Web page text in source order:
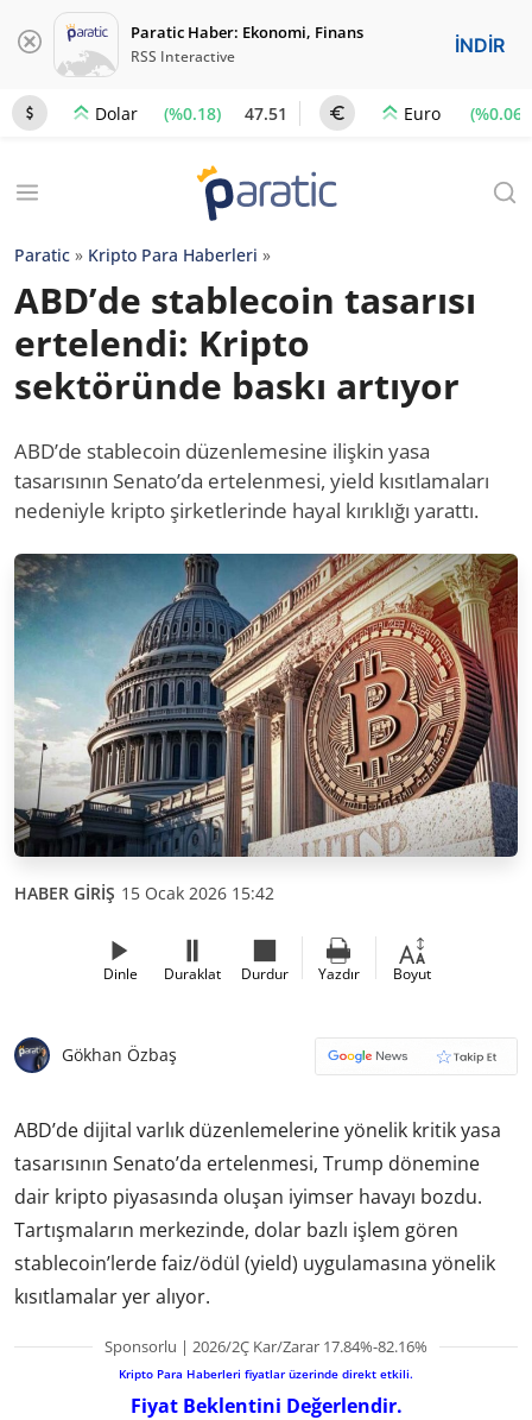
Paratic Haber: Ekonomi, Finans
RSS Interactive İNDİR
Dolar (%0.18) 47.51 Euro (%0.06)
Paratic » Kripto Para Haberleri »
ABD’de stablecoin tasarısı
ertelendi: Kripto
sektöründe baskı artıyor
ABD’de stablecoin düzenlemesine ilişkin yasa
tasarısının Senato’da ertelenmesi, yield kısıtlamaları
nedeniyle kripto şirketlerinde hayal kırıklığı yarattı.
HABER GİRİŞ 15 Ocak 2026 15:42
Dinle Duraklat Durdur Yazdır Boyut
Gökhan Özbaş
ABD’de dijital varlık düzenlemelerine yönelik kritik yasa
tasarısının Senato’da ertelenmesi, Trump dönemine
dair kripto piyasasında oluşan iyimser havayı bozdu.
Tartışmaların merkezinde, dolar bazlı işlem gören
stablecoin’lerde faiz/ödül (yield) uygulamasına yönelik
kısıtlamalar yer alıyor.
Sponsorlu | 2026/2Ç Kar/Zarar 17.84%-82.16%
Kripto Para Haberleri fiyatlar üzerinde direkt etkili.
Fiyat Beklentini Değerlendir.